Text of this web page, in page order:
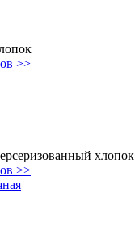
>>
хлопок
>>